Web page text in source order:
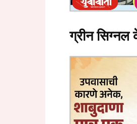
ग्रीन सिग्नल